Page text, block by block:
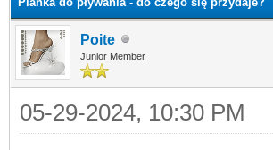
Poite
Junior Member
05-29-2024, 10:30 PM